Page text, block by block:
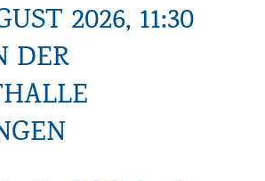
2026, 11:30
DER